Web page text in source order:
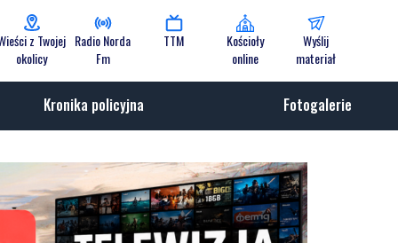
z Twojej
okolicy
Radio Norda
Fm
TTM
Kościoły
online
Wyślij
materiał
Kronika policyjna Fotogalerie